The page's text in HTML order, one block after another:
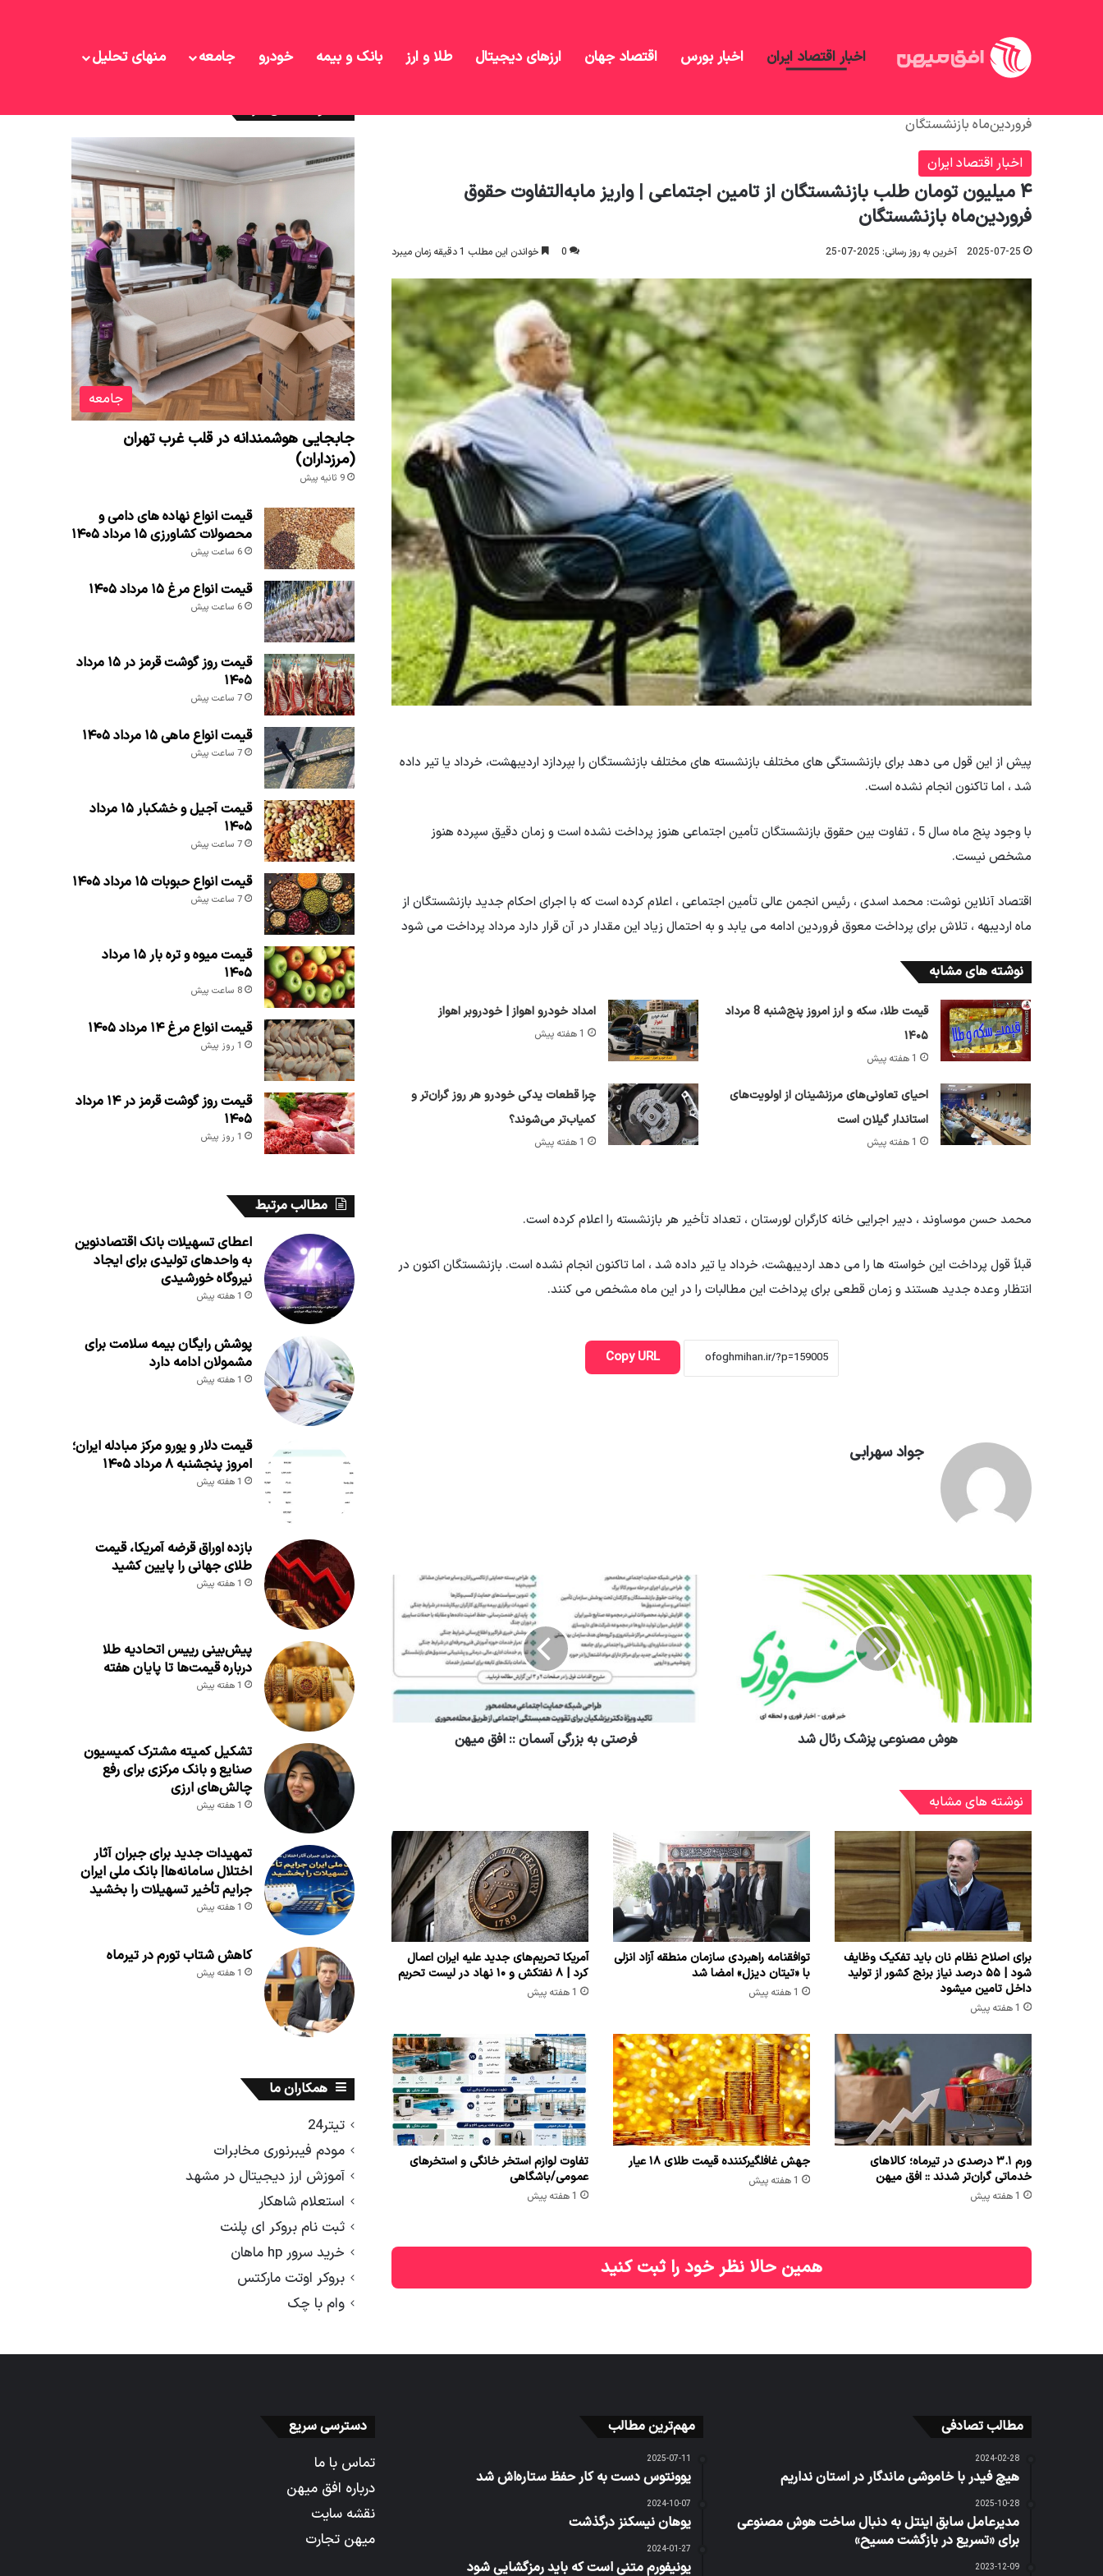
اخبار اقتصاد ایران اخبار بورس اقتصاد جهان ارزهای دیجیتال طلا و ارز بانک و بیمه خودرو جامعه منهای تحلیل
فروردین‌ماه بازنشستگان
اخبار اقتصاد ایران
۴ میلیون تومان طلب بازنشستگان از تامین اجتماعی | واریز مابه‌التفاوت حقوق
فروردین‌ماه بازنشستگان
2025-07-25 آخرین به روز رسانی: 2025-07-25 0 خواندن این مطلب 1 دقیقه زمان میبرد
پیش از این قول می دهد برای بازنشستگی های مختلف بازنشسته های مختلف بازنشستگان را بپردازد اردیبهشت، خرداد یا تیر داده
شد ، اما تاکنون انجام نشده است.
با وجود پنج ماه سال 5 ، تفاوت بین حقوق بازنشستگان تأمین اجتماعی هنوز پرداخت نشده است و زمان دقیق سپرده هنوز
مشخص نیست.
اقتصاد آنلاین نوشت: محمد اسدی ، رئیس انجمن عالی تأمین اجتماعی ، اعلام کرده است که با اجرای احکام جدید بازنشستگان از
ماه اردیبهه ، تلاش برای پرداخت معوق فروردین ادامه می یابد و به احتمال زیاد این مقدار در آن قرار دارد مرداد پرداخت می شود
نوشته های مشابه
قیمت طلا، سکه و ارز امروز پنج‌شنبه 8 مرداد
۱۴۰۵
1 هفته پیش
امداد خودرو اهواز | خودروبر اهواز
1 هفته پیش
احیای تعاونی‌های مرزنشینان از اولویت‌های
استاندار گیلان است
1 هفته پیش
چرا قطعات یدکی خودرو هر روز گران‌تر و
کمیاب‌تر می‌شوند؟
1 هفته پیش
محمد حسن موساوند ، دبیر اجرایی خانه کارگران لورستان ، تعداد تأخیر هر بازنشسته را اعلام کرده است.
قبلاً قول پرداخت این خواسته ها را می دهد اردیبهشت، خرداد یا تیر داده شد ، اما تاکنون انجام نشده است. بازنشستگان اکنون در
انتظار وعده جدید هستند و زمان قطعی برای پرداخت این مطالبات را در این ماه مشخص می کنند.
Copy URL
جواد سهرابی
هوش مصنوعی پزشک رئال شد فرصتی به بزرگی آسمان :: افق میهن
نوشته های مشابه
برای اصلاح نظام نان باید تفکیک وظایف
شود | ۵۵ درصد نیاز برنج کشور از تولید
داخل تامین میشود
1 هفته پیش
توافقنامه راهبردی سازمان منطقه آزاد انزلی
با «تیتان دیزل» امضا شد
1 هفته پیش
آمریکا تحریم‌های جدید علیه ایران اعمال
کرد | ۸ نفتکش و ۱۰ نهاد در لیست تحریم
1 هفته پیش
ورم ۳.۱ درصدی در تیرماه؛ کالاهای
خدماتی گران‌تر شدند :: افق میهن
1 هفته پیش
جهش غافلگیرکننده قیمت طلای ۱۸ عیار
1 هفته پیش
تفاوت لوازم استخر خانگی و استخرهای
عمومی/باشگاهی
1 هفته پیش
همین حالا نظر خود را ثبت کنید
جامعه
جابجایی هوشمندانه در قلب غرب تهران
(مرزداران)
9 ثانیه پیش
قیمت انواع نهاده های دامی و
محصولات کشاورزی ۱۵ مرداد ۱۴۰۵
6 ساعت پیش
قیمت انواع مرغ ۱۵ مرداد ۱۴۰۵
6 ساعت پیش
قیمت روز گوشت قرمز در ۱۵ مرداد
۱۴۰۵
7 ساعت پیش
قیمت انواع ماهی ۱۵ مرداد ۱۴۰۵
7 ساعت پیش
قیمت آجیل و خشکبار ۱۵ مرداد
۱۴۰۵
7 ساعت پیش
قیمت انواع حبوبات ۱۵ مرداد ۱۴۰۵
7 ساعت پیش
قیمت میوه و تره بار ۱۵ مرداد
۱۴۰۵
8 ساعت پیش
قیمت انواع مرغ ۱۴ مرداد ۱۴۰۵
1 روز پیش
قیمت روز گوشت قرمز در ۱۴ مرداد
۱۴۰۵
1 روز پیش
مطالب مرتبط
اعطای تسهیلات بانک اقتصادنوین
به واحدهای تولیدی برای ایجاد
نیروگاه خورشیدی
1 هفته پیش
پوشش رایگان بیمه سلامت برای
مشمولان ادامه دارد
1 هفته پیش
قیمت دلار و یورو مرکز مبادله ایران؛
امروز پنجشنبه ۸ مرداد ۱۴۰۵
1 هفته پیش
بازده اوراق قرضه آمریکا، قیمت
طلای جهانی را پایین کشید
1 هفته پیش
پیش‌بینی رییس اتحادیه طلا
درباره قیمت‌ها تا پایان هفته
1 هفته پیش
تشکیل کمیته مشترک کمیسیون
صنایع و بانک مرکزی برای رفع
چالش‌های ارزی
1 هفته پیش
تمهیدات جدید برای جبران آثار
اختلال سامانه‌ها| بانک ملی ایران
جرایم تأخیر تسهیلات را بخشید
1 هفته پیش
کاهش شتاب تورم در تیرماه
1 هفته پیش
همکاران ما
تیتر24
مودم فیبرنوری مخابرات
آموزش ارز دیجیتال در مشهد
استعلام شاهکار
ثبت نام بروکر ای پلنت
خرید سرور hp ماهان
بروکر اوتت مارکتس
وام با چک
مطالب تصادفی
2024-02-28
هیچ فیدر با خاموشی ماندگار در استان نداریم
2025-10-28
مدیرعامل سابق اینتل به دنبال ساخت هوش مصنوعی
برای «تسریع در بازگشت مسیح»
2023-12-09
مهم‌ترین مطالب
2025-07-11
یوونتوس دست به کار حفظ ستاره‌اش شد
2024-10-07
یوهان نیسکنز درگذشت
2024-01-27
یونیفورم متنی است که باید رمزگشایی شود
دسترسی سریع
تماس با ما
درباره افق میهن
نقشه سایت
میهن تجارت